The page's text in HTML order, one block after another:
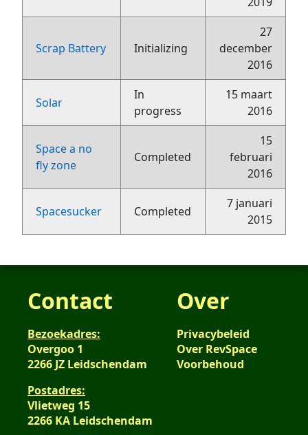
Scrap Battery Initializing
27
december
2016
Solar
In
progress
15 maart
2016
Space a no
fly zone
Completed
15
februari
2016
Spacesucker Completed
7 januari
2015
Contact
Bezoekadres:
Overgoo 1
2266 JZ Leidschendam
Postadres:
Vlietweg 15
2266 KA Leidschendam
Over
Privacybeleid
Over RevSpace
Voorbehoud